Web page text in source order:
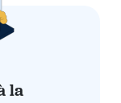
la